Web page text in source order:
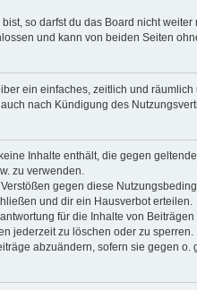
so darfst du das Board nicht
und kann von beiden Seiten
ein einfaches, zeitlich und
nach Kündigung des
Inhalte enthält, die gegen
zu verwenden.
gegen diese
und dir ein Hausverbot erteilen.
für die Inhalte von
jederzeit zu löschen oder zu sperren.
abzuändern, sofern sie gegen